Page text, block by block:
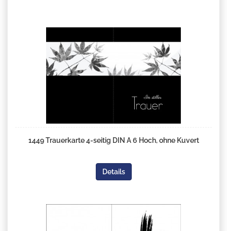
1449 Trauerkarte 4-seitig DIN A 6 Hoch, ohne Kuvert
Details